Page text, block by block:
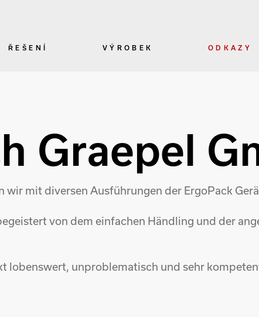
ŘEŠENÍ VÝROBEK ODKAZY
Graepel
wir mit diversen Ausführungen der ErgoPack
von dem einfachen Händling und der
lobenswert, unproblematisch und sehr